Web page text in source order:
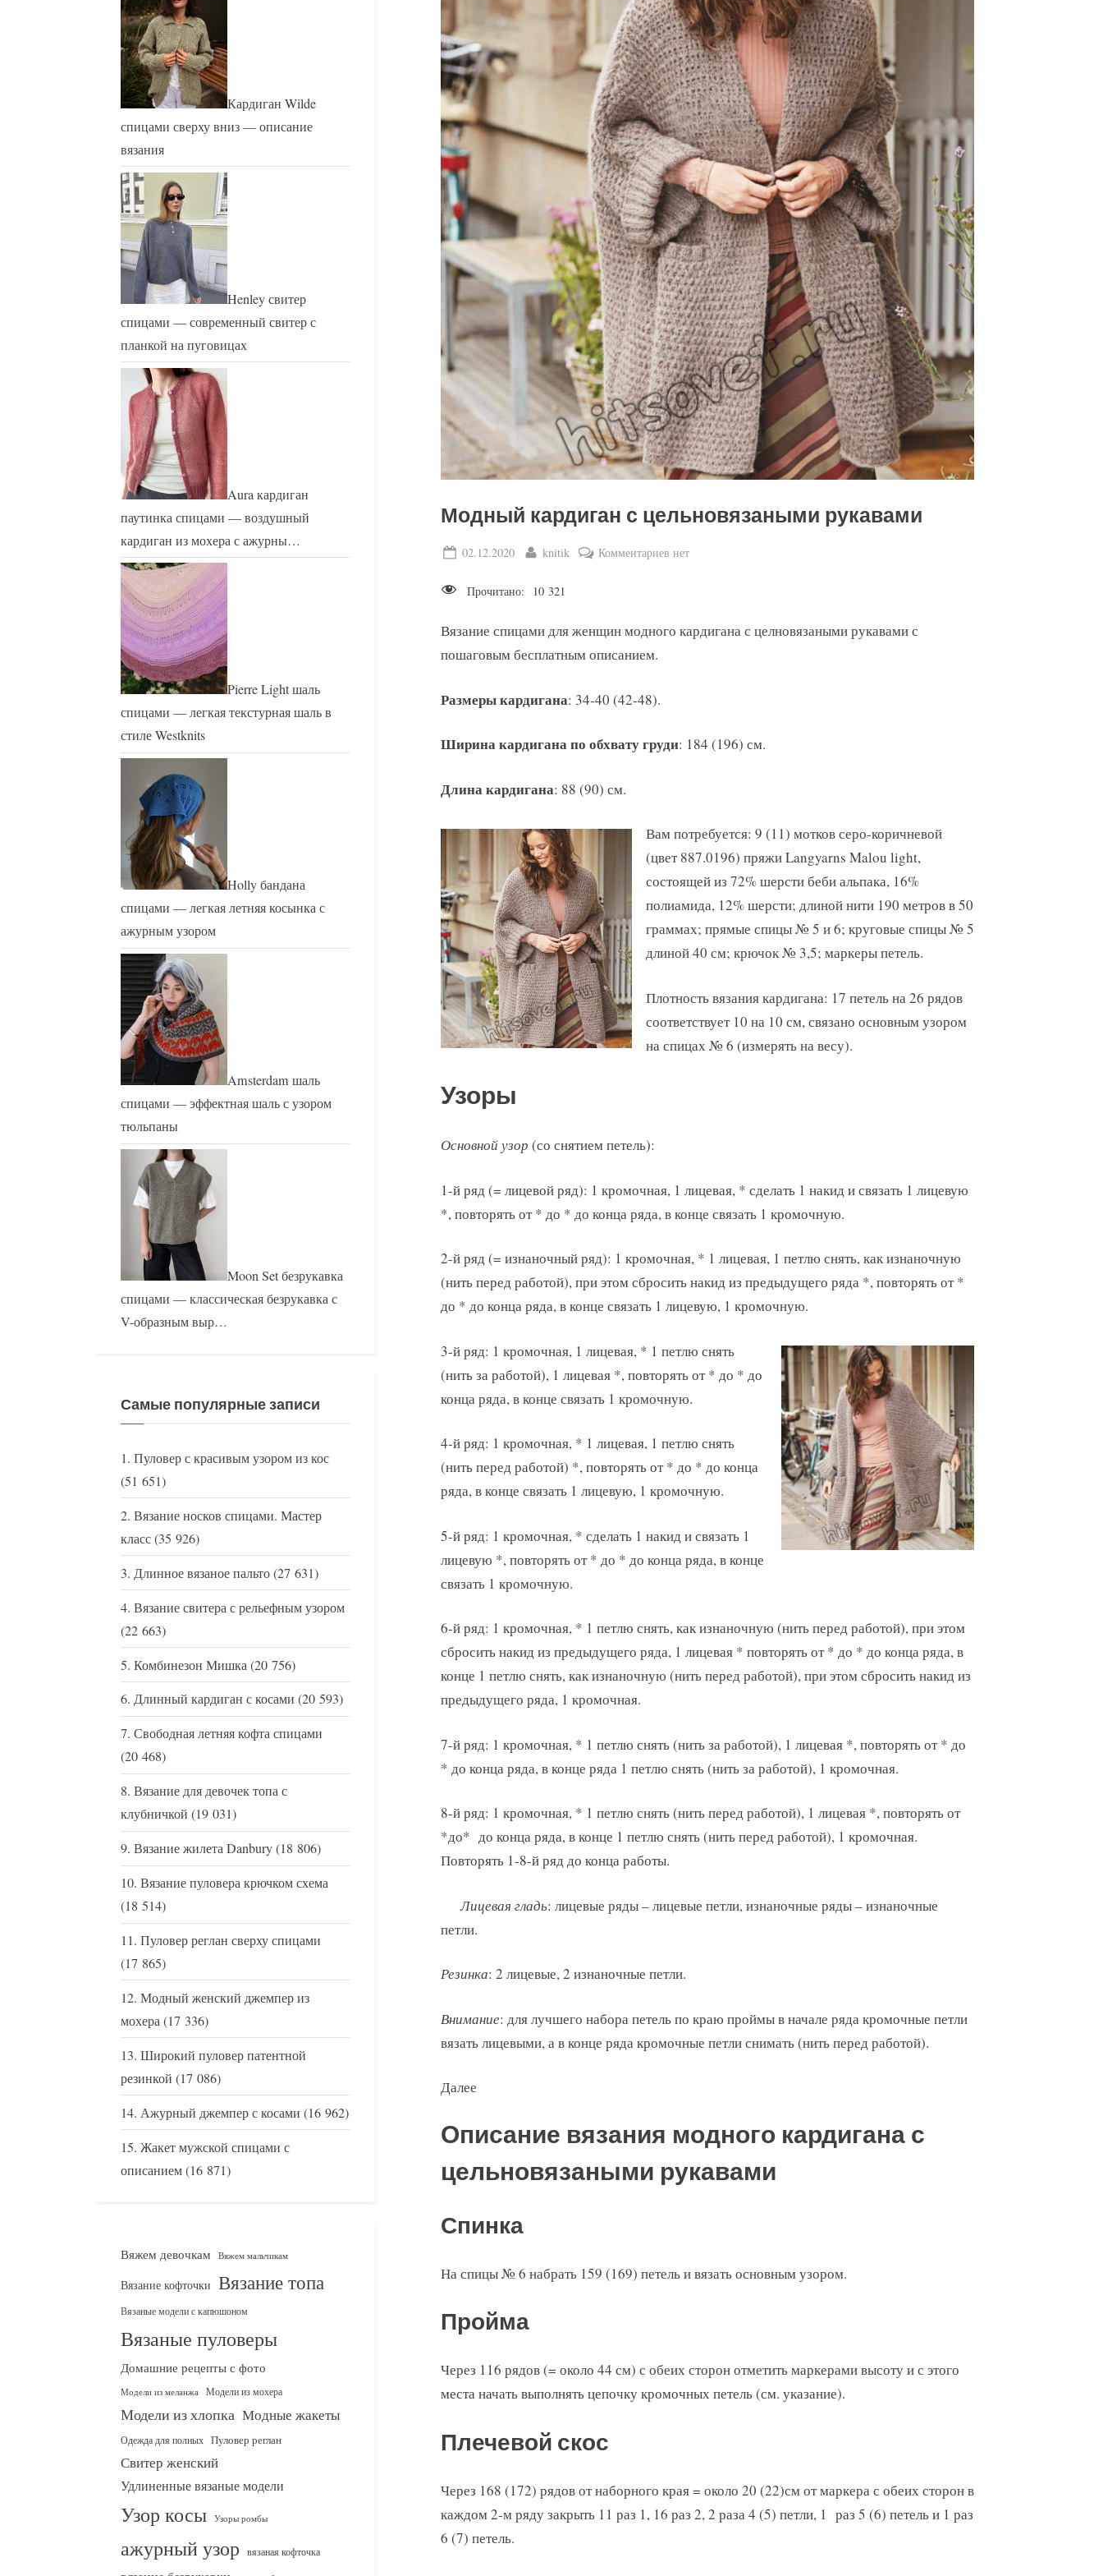
Модный кардиган с цельновязаными рукавами
Posted
02.12.2020 By
knitik Комментариев к
с
нет
Прочитано: 10 321
Вязание спицами для женщин модного кардигана с целновязаными рукавами с
пошаговым бесплатным описанием.
Размеры кардигана: 34-40 (42-48).
Ширина кардигана по обхвату груди: 184 (196) см.
Длина кардигана: 88 (90) см.
Вам потребуется: 9 (11) мотков серо-коричневой
(цвет 887.0196) пряжи Langyarns Malou light,
состоящей из 72% шерсти беби альпака, 16%
полиамида, 12% шерсти; длиной нити 190 метров в 50
граммах; прямые спицы № 5 и 6; круговые спицы № 5
длиной 40 см; крючок № 3,5; маркеры петель.
Плотность вязания кардигана: 17 петель на 26 рядов
соответствует 10 на 10 см, связано основным узором
на спицах № 6 (измерять на весу).
Узоры
Основной узор (со снятием петель):
1-й ряд (= лицевой ряд): 1 кромочная, 1 лицевая, * сделать 1 накид и связать 1 лицевую
*, повторять от * до * до конца ряда, в конце связать 1 кромочную.
2-й ряд (= изнаночный ряд): 1 кромочная, * 1 лицевая, 1 петлю снять, как изнаночную
(нить перед работой), при этом сбросить накид из предыдущего ряда *, повторять от *
до * до конца ряда, в конце связать 1 лицевую, 1 кромочную.
3-й ряд: 1 кромочная, 1 лицевая, * 1 петлю снять
(нить за работой), 1 лицевая *, повторять от * до * до
конца ряда, в конце связать 1 кромочную.
4-й ряд: 1 кромочная, * 1 лицевая, 1 петлю снять
(нить перед работой) *, повторять от * до * до конца
ряда, в конце связать 1 лицевую, 1 кромочную.
5-й ряд: 1 кромочная, * сделать 1 накид и связать 1
лицевую *, повторять от * до * до конца ряда, в конце
связать 1 кромочную.
6-й ряд: 1 кромочная, * 1 петлю снять, как изнаночную (нить перед работой), при этом
сбросить накид из предыдущего ряда, 1 лицевая * повторять от * до * до конца ряда, в
конце 1 петлю снять, как изнаночную (нить перед работой), при этом сбросить накид из
предыдущего ряда, 1 кромочная.
7-й ряд: 1 кромочная, * 1 петлю снять (нить за работой), 1 лицевая *, повторять от * до
* до конца ряда, в конце ряда 1 петлю снять (нить за работой), 1 кромочная.
8-й ряд: 1 кромочная, * 1 петлю снять (нить перед работой), 1 лицевая *, повторять от
*до* до конца ряда, в конце 1 петлю снять (нить перед работой), 1 кромочная.
Повторять 1-8-й ряд до конца работы.
Лицевая гладь: лицевые ряды – лицевые петли, изнаночные ряды – изнаночные
петли.
Резинка: 2 лицевые, 2 изнаночные петли.
Внимание: для лучшего набора петель по краю проймы в начале ряда кромочные петли
вязать лицевыми, а в конце ряда кромочные петли снимать (нить перед работой).
Далее
Описание вязания модного кардигана с
цельновязаными рукавами
Спинка
На спицы № 6 набрать 159 (169) петель и вязать основным узором.
Пройма
Через 116 рядов (= около 44 см) с обеих сторон отметить маркерами высоту и с этого
места начать выполнять цепочку кромочных петель (см. указание).
Плечевой скос
Через 168 (172) рядов от наборного края = около 20 (22)см от маркера с обеих сторон в
каждом 2-м ряду закрыть 11 раз 1, 16 раз 2, 2 раза 4 (5) петли, 1 раз 5 (6) петель и 1 раз
6 (7) петель.
Кардиган Wilde
спицами сверху вниз — описание
вязания
Henley свитер
спицами — современный свитер с
планкой на пуговицах
Aura кардиган
паутинка спицами — воздушный
кардиган из мохера с ажурны…
Pierre Light шаль
спицами — легкая текстурная шаль в
стиле Westknits
Holly бандана
спицами — легкая летняя косынка с
ажурным узором
Amsterdam шаль
спицами — эффектная шаль с узором
тюльпаны
Moon Set безрукавка
спицами — классическая безрукавка с
V-образным выр…
Самые популярные записи
Пуловер с красивым узором из кос
(51 651)
Вязание носков спицами. Мастер
класс(35 926)
Длинное вязаное пальто(27 631)
Вязание свитера с рельефным узором
(22 663)
Комбинезон Мишка(20 756)
Длинный кардиган с косами (20 593)
Свободная летняя кофта спицами
(20 468)
Вязание для девочек топа с
клубничкой (19 031)
Вязание жилета Danbury(18 806)
Вязание пуловера крючком схема
(18 514)
Пуловер реглан сверху спицами
(17 865)
Модный женский джемпер из
мохера(17 336)
Широкий пуловер патентной
резинкой (17 086)
Ажурный джемпер с косами (16 962)
Жакет мужской спицами с
описанием(16 871)
Вяжем девочкам Вяжем мальчикам
Вязание кофточки Вязание топа
Вязаные модели с капюшоном
Вязаные пуловеры
Домашние рецепты с фото
Модели из меланжа Модели из мохера
Модели из хлопка Модные жакеты
Одежда для полных Пуловер реглан
Свитер женский
Удлиненные вязаные модели
Узор косы Узоры ромбы
ажурный узор вязаная кофточка